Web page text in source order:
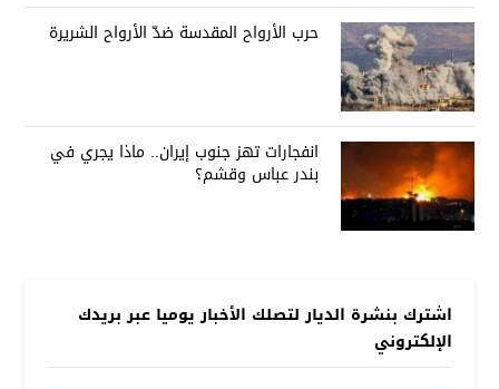
حرب الأرواح المقدسة ضدّ الأرواح الشريرة
انفجارات تهز جنوب إيران.. ماذا يجري في
بندر عباس وقشم؟
اشترك بنشرة الديار لتصلك الأخبار يوميا عبر بريدك
الإلكتروني